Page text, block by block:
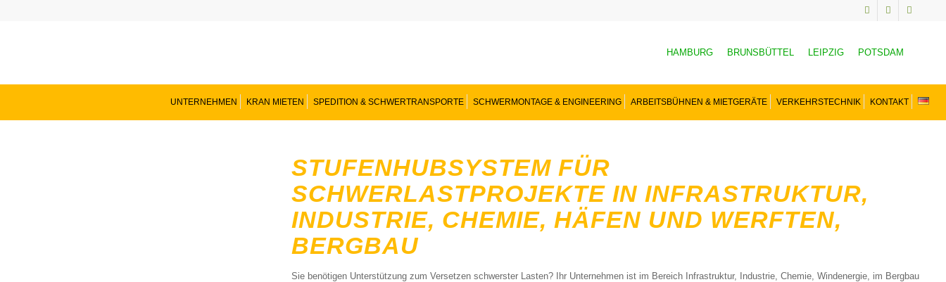
HAMBURG BRUNSBÜTTEL LEIPZIG POTSDAM
UNTERNEHMEN KRAN MIETEN SPEDITION & SCHWERTRANSPORTE SCHWERMONTAGE & ENGINEERING ARBEITSBÜHNEN & MIETGERÄTE VERKEHRSTECHNIK KONTAKT
STUFENHUBSYSTEM FÜR
SCHWERLASTPROJEKTE IN INFRASTRUKTUR,
INDUSTRIE, CHEMIE, HÄFEN UND WERFTEN,
BERGBAU
Sie benötigen Unterstützung zum Versetzen schwerster Lasten? Ihr Unternehmen ist im Bereich Infrastruktur, Industrie, Chemie, Windenergie, im Bergbau